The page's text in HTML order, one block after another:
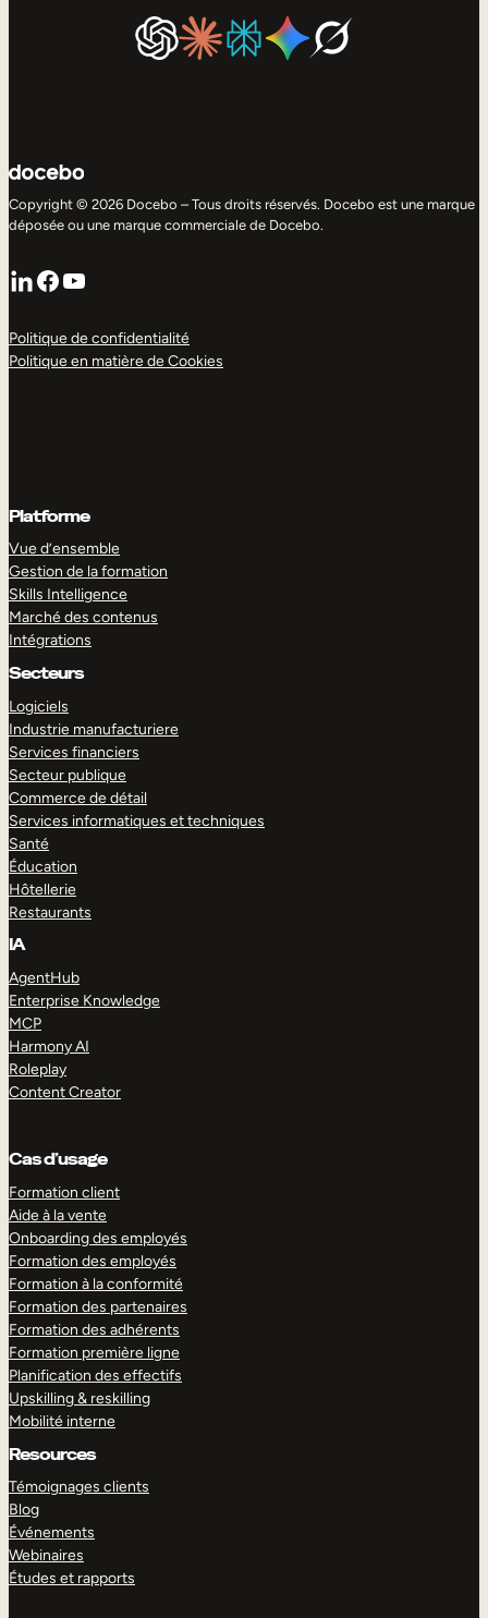
Copyright © 2026 Docebo – Tous droits réservés. Docebo est une marque
déposée ou une marque commerciale de Docebo.
LinkedIn
Facebook
YouTube
Politique de confidentialité
Politique en matière de Cookies
Platforme
Vue d’ensemble
Gestion de la formation
Skills Intelligence
Marché des contenus
Intégrations
Secteurs
Logiciels
Industrie manufacturiere
Services financiers
Secteur publique
Commerce de détail
Services informatiques et techniques
Santé
Éducation
Hôtellerie
Restaurants
IA
AgentHub
Enterprise Knowledge
MCP
Harmony AI
Roleplay
Content Creator
Cas d’usage
Formation client
Aide à la vente
Onboarding des employés
Formation des employés
Formation à la conformité
Formation des partenaires
Formation des adhérents
Formation première ligne
Planification des effectifs
Upskilling & reskilling
Mobilité interne
Resources
Témoignages clients
Blog
Événements
Webinaires
Études et rapports